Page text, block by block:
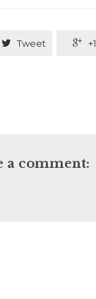
 Tweet  +1
a comment: